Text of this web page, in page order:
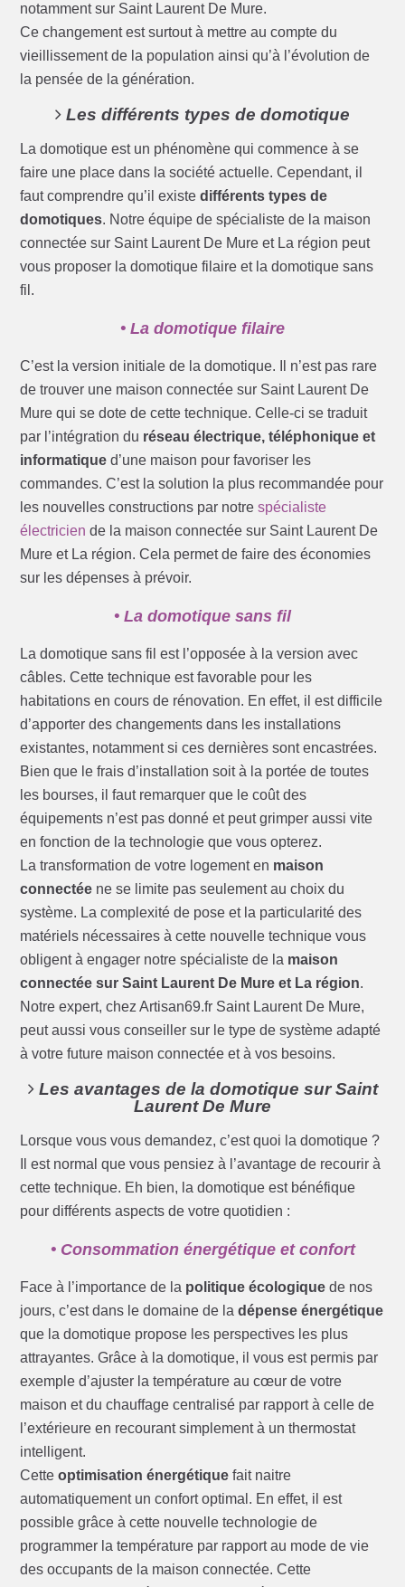
notamment sur Saint Laurent De Mure.
Ce changement est surtout à mettre au compte du
vieillissement de la population ainsi qu’à l’évolution de
la pensée de la génération.
Les différents types de domotique
La domotique est un phénomène qui commence à se
faire une place dans la société actuelle. Cependant, il
faut comprendre qu’il existedifférents types de
domotiques. Notre équipe de spécialiste de la maison
connectée sur Saint Laurent De Mure et La région peut
vous proposer la domotique filaire et la domotique sans
fil.
• La domotique filaire
C’est la version initiale de la domotique. Il n’est pas rare
de trouver une maison connectée sur Saint Laurent De
Mure qui se dote de cette technique. Celle-ci se traduit
par l’intégration du réseau électrique, téléphonique et
informatique d’une maison pour favoriser les
commandes. C’est la solution la plus recommandée pour
les nouvelles constructions par notrespécialiste
électricien de la maison connectée sur Saint Laurent De
Mure et La région. Cela permet de faire des économies
sur les dépenses à prévoir.
• La domotique sans fil
La domotique sans fil est l’opposée à la version avec
câbles. Cette technique est favorable pour les
habitations en cours de rénovation. En effet, il est difficile
d’apporter des changements dans les installations
existantes, notamment si ces dernières sont encastrées.
Bien que le frais d’installation soit à la portée de toutes
les bourses, il faut remarquer que le coût des
équipements n’est pas donné et peut grimper aussi vite
en fonction de la technologie que vous opterez.
La transformation de votre logement en maison
connectée ne se limite pas seulement au choix du
système. La complexité de pose et la particularité des
matériels nécessaires à cette nouvelle technique vous
obligent à engager notre spécialiste de la maison
connectée sur Saint Laurent De Mure et La région.
Notre expert, chez Artisan69.fr Saint Laurent De Mure,
peut aussi vous conseiller sur le type de système adapté
à votre future maison connectée et à vos besoins.
Les avantages de la domotique sur Saint
Laurent De Mure
Lorsque vous vous demandez, c’est quoi la domotique ?
Il est normal que vous pensiez à l’avantage de recourir à
cette technique. Eh bien, la domotique est bénéfique
pour différents aspects de votre quotidien :
• Consommation énergétique et confort
Face à l’importance de la politique écologique de nos
jours, c’est dans le domaine de ladépense énergétique
que la domotique propose les perspectives les plus
attrayantes. Grâce à la domotique, il vous est permis par
exemple d’ajuster la température au cœur de votre
maison et du chauffage centralisé par rapport à celle de
l’extérieure en recourant simplement à un thermostat
intelligent.
Cetteoptimisation énergétique fait naitre
automatiquement un confort optimal. En effet, il est
possible grâce à cette nouvelle technologie de
programmer la température par rapport au mode de vie
des occupants de la maison connectée. Cette